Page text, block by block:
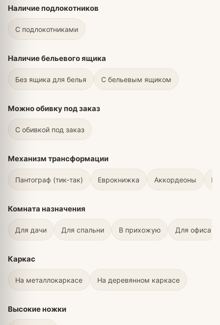
Наличие подлокотников
С подлокотниками
Наличие бельевого ящика
Без ящика для белья С бельевым ящиком
Можно обивку под заказ
С обивкой под заказ
Механизм трансформации
Пантограф (тик-так) Еврокнижка Аккордеоны
Комната назначения
Для дачи Для спальни В прихожую Для офиса
Каркас
На металлокаркасе На деревянном каркасе
Высокие ножки